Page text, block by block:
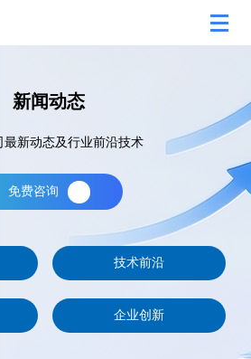
新闻动态
最新动态及行业前沿技术
免费咨询
技术前沿
企业创新